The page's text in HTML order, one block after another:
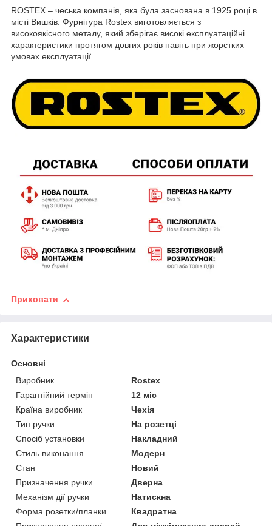
ROSTEX – чеська компанія, яка була заснована в 1925 році в
місті Вишків. Фурнітура Rostex виготовляється з
високоякісного металу, який зберігає високі експлуатаційні
характеристики протягом довгих років навіть при жорстких
умовах експлуатації.
Приховати
Характеристики
Основні
Виробник
Rostex
Гарантійний термін
12 міс
Країна виробник
Чехія
Тип ручки
На розетці
Спосіб установки
Накладний
Стиль виконання
Модерн
Стан
Новий
Призначення ручки
Дверна
Механізм дії ручки
Натискна
Форма розетки/планки
Квадратна